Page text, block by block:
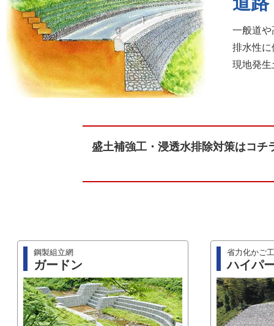
一般道や
排水性に
現地発生
盛土補強工・浸透水排除対策はコチ
鋼製組立網
ガードン
省力化かご工
ハイパ